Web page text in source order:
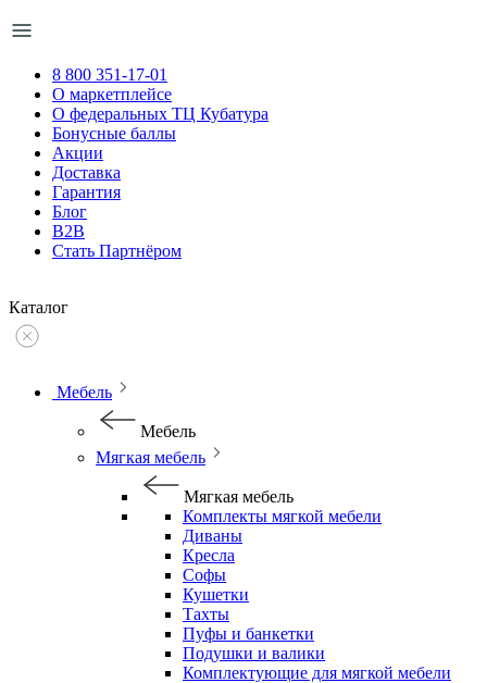
8 800 351-17-01
О маркетплейсе
О федеральных ТЦ Кубатура
Бонусные баллы
Акции
Доставка
Гарантия
Блог
B2B
Стать Партнёром
Каталог
Мебель
Мебель
Мягкая мебель
Мягкая мебель
Комплекты мягкой мебели
Диваны
Кресла
Софы
Кушетки
Тахты
Пуфы и банкетки
Подушки и валики
Комплектующие для мягкой мебели